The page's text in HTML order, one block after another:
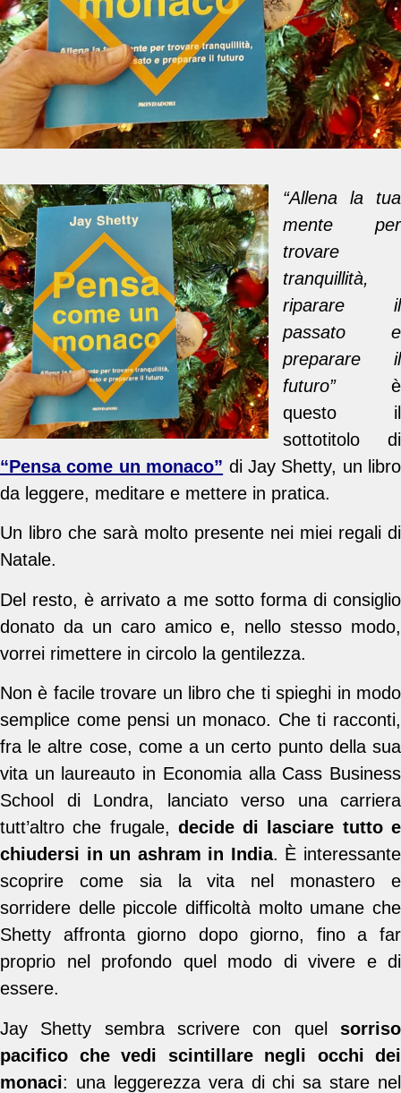
“Allena la tua
mente per
trovare
tranquillità,
riparare il
passato e
preparare il
futuro” è
questo il
sottotitolo di
“Pensa come un monaco” di Jay Shetty, un libro
da leggere, meditare e mettere in pratica.
Un libro che sarà molto presente nei miei regali di
Natale.
Del resto, è arrivato a me sotto forma di consiglio
donato da un caro amico e, nello stesso modo,
vorrei rimettere in circolo la gentilezza.
Non è facile trovare un libro che ti spieghi in modo
semplice come pensi un monaco. Che ti racconti,
fra le altre cose, come a un certo punto della sua
vita un laureauto in Economia alla Cass Business
School di Londra, lanciato verso una carriera
tutt’altro che frugale, decide di lasciare tutto e
chiudersi in un ashram in India. È interessante
scoprire come sia la vita nel monastero e
sorridere delle piccole difficoltà molto umane che
Shetty affronta giorno dopo giorno, fino a far
proprio nel profondo quel modo di vivere e di
essere.
Jay Shetty sembra scrivere con quel sorriso
pacifico che vedi scintillare negli occhi dei
monaci: una leggerezza vera di chi sa stare nel